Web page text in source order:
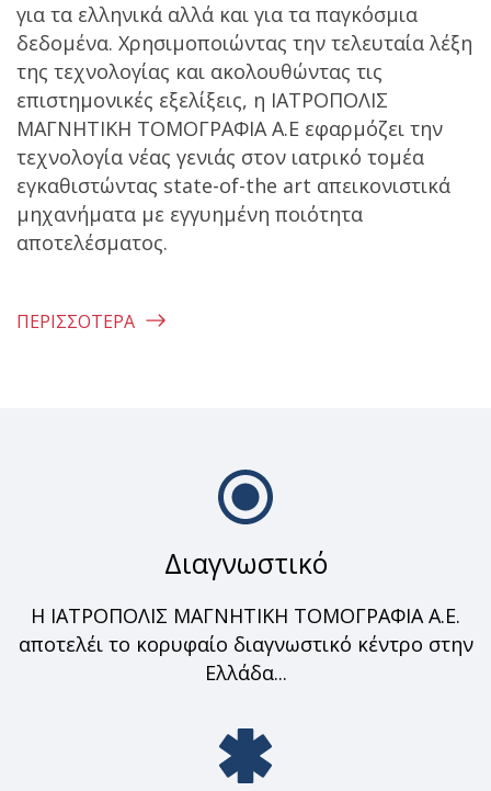
για τα ελληνικά αλλά και για τα παγκόσμια
δεδομένα. Χρησιμοποιώντας την τελευταία λέξη
της τεχνολογίας και ακολουθώντας τις
επιστημονικές εξελίξεις, η ΙΑΤΡΟΠΟΛΙΣ
ΜΑΓΝΗΤΙΚΗ ΤΟΜΟΓΡΑΦΙΑ Α.Ε εφαρμόζει την
τεχνολογία νέας γενιάς στον ιατρικό τομέα
εγκαθιστώντας state-of-the art απεικονιστικά
μηχανήματα με εγγυημένη ποιότητα
αποτελέσματος.
ΠΕΡΙΣΣΌΤΕΡΑ
Διαγνωστικό
Η ΙΑΤΡΟΠΟΛΙΣ ΜΑΓΝΗΤΙΚΗ ΤΟΜΟΓΡΑΦΙΑ Α.Ε.
αποτελέι το κορυφαίο διαγνωστικό κέντρο στην
Ελλάδα...